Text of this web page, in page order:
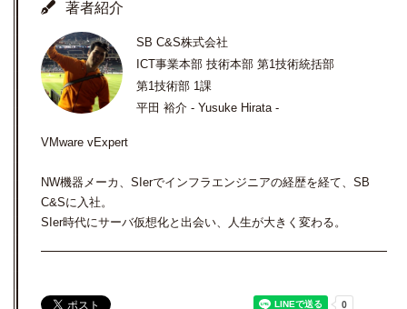
著者紹介
SB C&S株式会社
ICT事業本部 技術本部 第1技術統括部
第1技術部 1課
平田 裕介 - Yusuke Hirata -
VMware vExpert
NW機器メーカ、SIerでインフラエンジニアの経歴を経て、SB
C&Sに入社。
SIer時代にサーバ仮想化と出会い、人生が大きく変わる。